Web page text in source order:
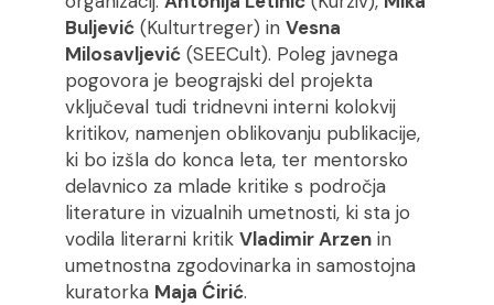
Buljević(Kulturtreger) in Vesna
Milosavljević(SEECult). Poleg javnega
pogovora je beograjski del projekta
vključeval tudi tridnevni interni kolokvij
kritikov, namenjen oblikovanju publikacije,
ki bo izšla do konca leta, ter mentorsko
delavnico za mlade kritike s področja
literature in vizualnih umetnosti, ki sta jo
vodila literarni kritik Vladimir Arzenin
umetnostna zgodovinarka in samostojna
kuratorka Maja Ćirić.